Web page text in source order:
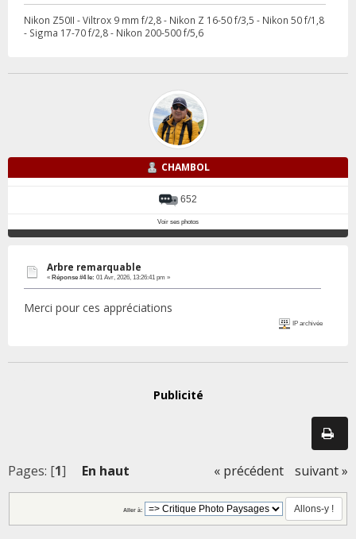
Nikon Z50II - Viltrox 9 mm f/2,8 - Nikon Z 16-50 f/3,5 - Nikon 50 f/1,8
- Sigma 17-70 f/2,8 - Nikon 200-500 f/5,6
CHAMBOL
652
Voir ses photos
Arbre remarquable
« Réponse #4 le: 01 Avr, 2026, 13:26:41 pm »
Merci pour ces appréciations
IP archivée
Publicité
Pages: [1] En haut « précédent suivant »
Aller à: